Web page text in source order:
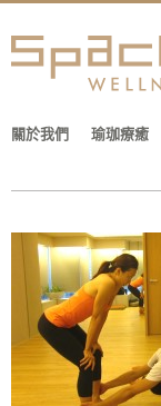
關於我們 瑜珈療癒